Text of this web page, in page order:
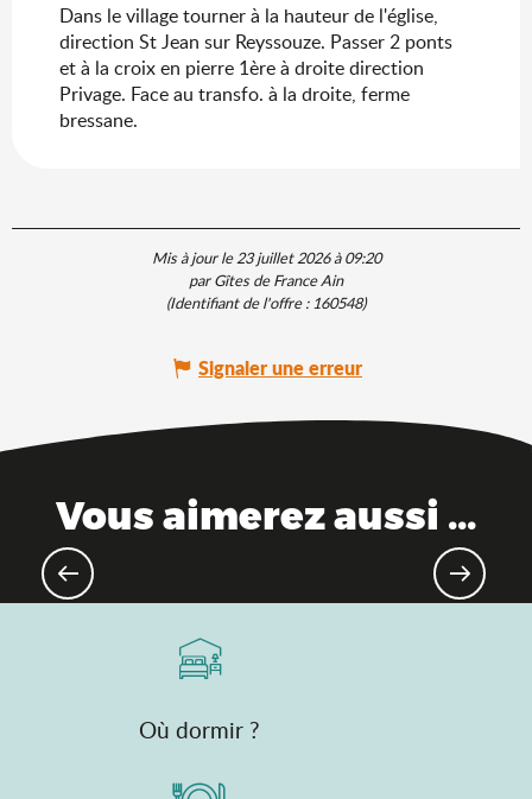
Dans le village tourner à la hauteur de l'église,
direction St Jean sur Reyssouze. Passer 2 ponts
et à la croix en pierre 1ère à droite direction
Privage. Face au transfo. à la droite, ferme
bressane.
Mis à jour le 23 juillet 2026 à 09:20
par Gîtes de France Ain
(Identifiant de l'offre :160548)
Signaler une erreur
Vous aimerez aussi ...
Où dormir ?